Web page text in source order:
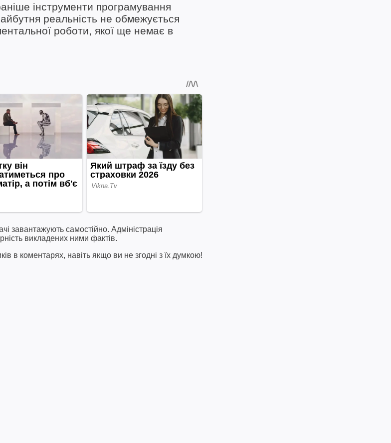
інструменти програмування
реальність не обмежується
роботи, якої ще немає в
завантажують самостійно. Адміністрація
викладених ними фактів.
в коментарях, навіть якщо ви не згодні з їх думкою!